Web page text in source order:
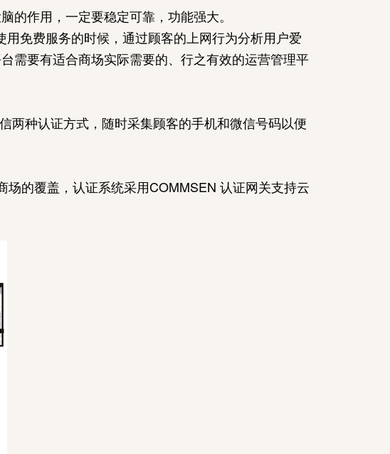
作用，一定要稳定可靠，功能强大。
免费服务的时候，通过顾客的上网行为分析用户爱
需要有适合商场实际需要的、行之有效的运营管理平
两种认证方式，随时采集顾客的手机和微信号码以便
的覆盖，认证系统采用COMMSEN 认证网关支持云